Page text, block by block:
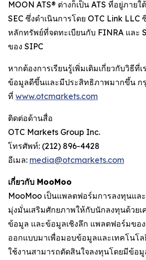
MOON ATS® ต่างก็เป็น ATS ที่อยู่ภาย
SEC ซึ่งดำเนินการโดย OTC Link LLC
หลักทรัพย์ที่จดทะเบียนกับ FINRA และ
ของ SIPC
หากต้องการเรียนรู้เพิ่มเติมเกี่ยวกับวิธีที่
ข้อมูลดีขึ้นและมีประสิทธิภาพมากขึ้น ก
ที่ www.otcmarkets.com
ติดต่อด้านสื่อ
OTC Markets Group Inc.
โทรศัพท์: (212) 896-4428
อีเมล: media@otcmarkets.com
เกี่ยวกับ MooMoo
MooMoo เป็นแพลตฟอร์มการลงทุนแล
มุ่งมั่นเสริมศักยภาพให้กับนักลงทุนด้วยเ
ข้อมูล และข้อมูลเชิงลึก แพลตฟอร์มของ
ออกแบบมาเพื่อมอบข้อมูลและเทคโนโ
ใช้งานสามารถตัดสินใจลงทุนโดยมีข้อ